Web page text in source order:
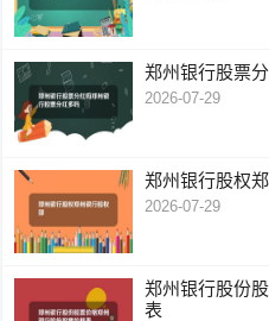
郑州银行股票
2026-07-29
郑州银行股权
2026-07-29
郑州银行股份
表